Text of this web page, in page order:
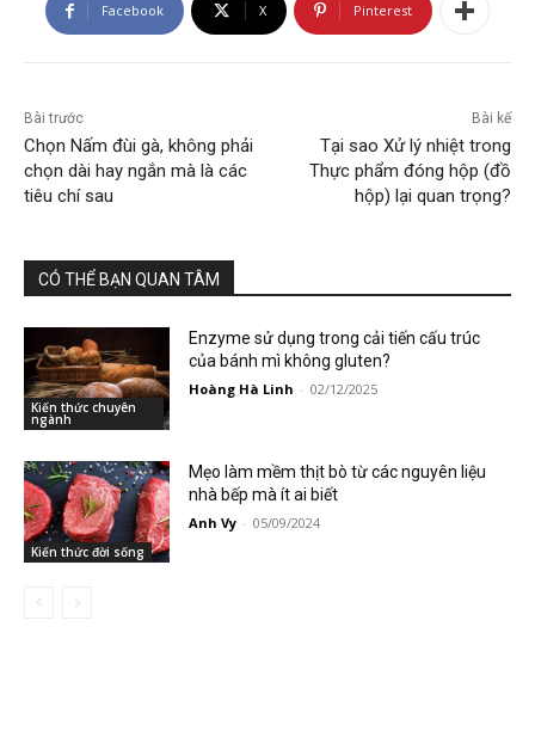
Facebook X Pinterest
Bài trước
Chọn Nấm đùi gà, không phải
chọn dài hay ngắn mà là các
tiêu chí sau
Bài kế
Tại sao Xử lý nhiệt trong
Thực phẩm đóng hộp (đồ
hộp) lại quan trọng?
CÓ THỂ BẠN QUAN TÂM
Kiến thức chuyên
ngành
Enzyme sử dụng trong cải tiến cấu trúc
của bánh mì không gluten?
Hoàng Hà Linh - 02/12/2025
Kiến thức đời sống
Mẹo làm mềm thịt bò từ các nguyên liệu
nhà bếp mà ít ai biết
Anh Vy - 05/09/2024